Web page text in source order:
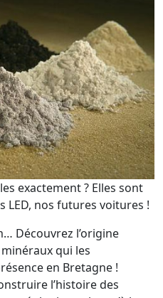
exactement ? Elles sont
LED, nos futures voitures !
Découvrez l’origine
qui les
en Bretagne !
l’histoire des